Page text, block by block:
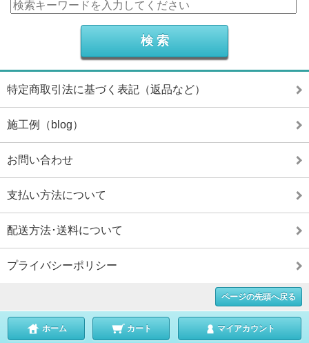
特定商取引法に基づく表記（返品など）
施工例（blog）
お問い合わせ
支払い方法について
配送方法･送料について
プライバシーポリシー
ページの先頭へ戻る
ホーム カート マイアカウント